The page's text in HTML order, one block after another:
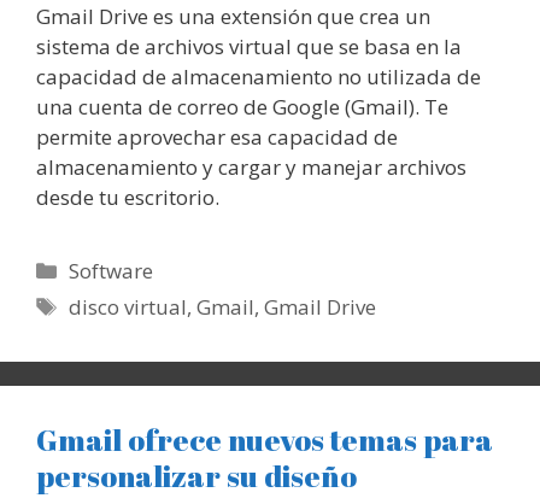
Gmail Drive es una extensión que crea un
sistema de archivos virtual que se basa en la
capacidad de almacenamiento no utilizada de
una cuenta de correo de Google (Gmail). Te
permite aprovechar esa capacidad de
almacenamiento y cargar y manejar archivos
desde tu escritorio.
Categorías
Software
Etiquetas
disco virtual,Gmail,Gmail Drive
Gmail ofrece nuevos temas para
personalizar su diseño